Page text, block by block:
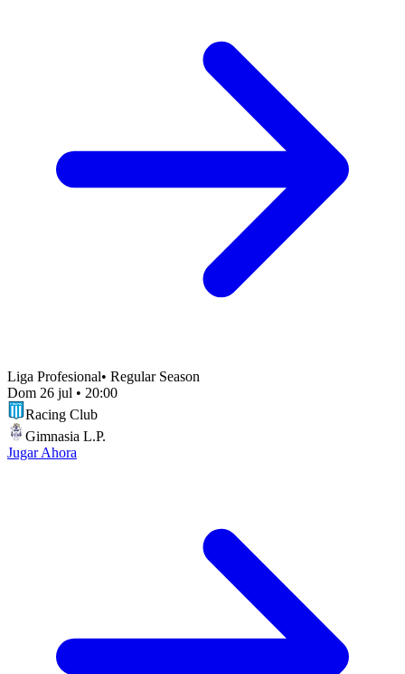
Liga Profesional• Regular Season
Dom 26 jul • 20:00
Racing Club
Gimnasia L.P.
Jugar Ahora